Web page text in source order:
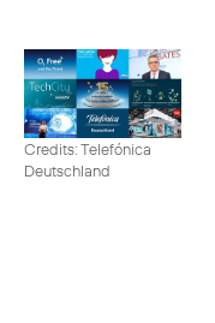
Credits: Telefónica
Deutschland